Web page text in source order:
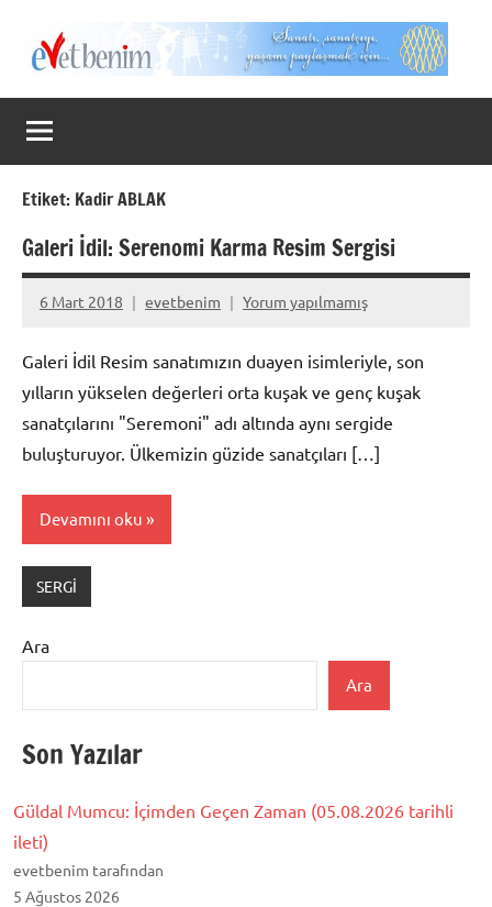
Evet
Benim
Etiket: Kadir ABLAK
Galeri İdil: Serenomi Karma Resim Sergisi
6 Mart 2018 evetbenim Yorum yapılmamış
Galeri İdil Resim sanatımızın duayen isimleriyle, son
yılların yükselen değerleri orta kuşak ve genç kuşak
sanatçılarını "Seremoni" adı altında aynı sergide
buluşturuyor. Ülkemizin güzide sanatçıları […]
Devamını oku
SERGİ
Ara
Ara
Son Yazılar
Güldal Mumcu: İçimden Geçen Zaman (05.08.2026 tarihli
ileti)
evetbenim tarafından
5 Ağustos 2026